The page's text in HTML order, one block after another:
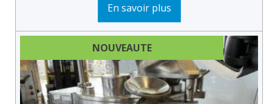
En savoir plus
NOUVEAUTE